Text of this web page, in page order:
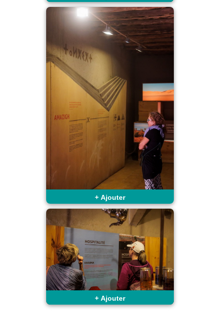
+ Ajouter
+ Ajouter